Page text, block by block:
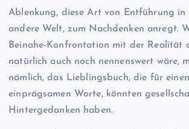
Ablenkung, diese Art von Entführung in
andere Welt, zum Nachdenken anregt.
Beinahe-Konfrontation mit der Realität
natürlich auch noch nennenswert wäre,
nämlich, das Lieblingsbuch, die für
einprägsamen Worte, könnten
Hintergedanken haben.